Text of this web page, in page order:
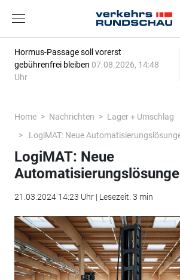
Hormus-Passage soll vorerst
gebührenfrei bleiben 07.08.2026, 14:48
Uhr
Home Nachrichten
Lager + Umschlag
LogiMAT: Neue
LogiMAT: Neue
21.03.2024 14:23 Uhr | Lesezeit: 3 min